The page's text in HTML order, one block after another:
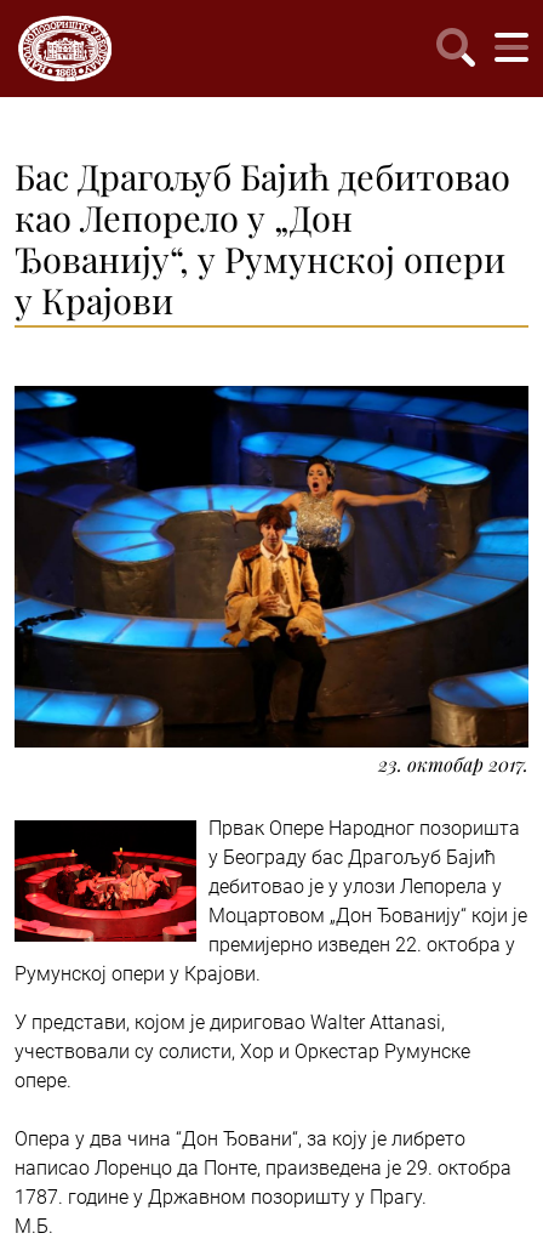
Бас Драгољуб Бајић дебитовао
као Лепорело у „Дон
Ђованију“, у Румунској опери
у Крајови
23. октобар 2017.
Првак Опере Народног позоришта
у Београду бас Драгољуб Бајић
дебитовао је у улози Лепорела у
Моцартовом „Дон Ђованију“ који је
премијерно изведен 22. октобра у
Румунској опери у Крајови.
У представи, којом је дириговао Walter Attanasi,
учествовали су солисти, Хор и Оркестар Румунске
опере.
Опера у два чина “Дон Ђовани“, за коју је либрето
написао Лоренцо да Понте, праизведена је 29. октобра
1787. године у Државном позоришту у Прагу.
М.Б.